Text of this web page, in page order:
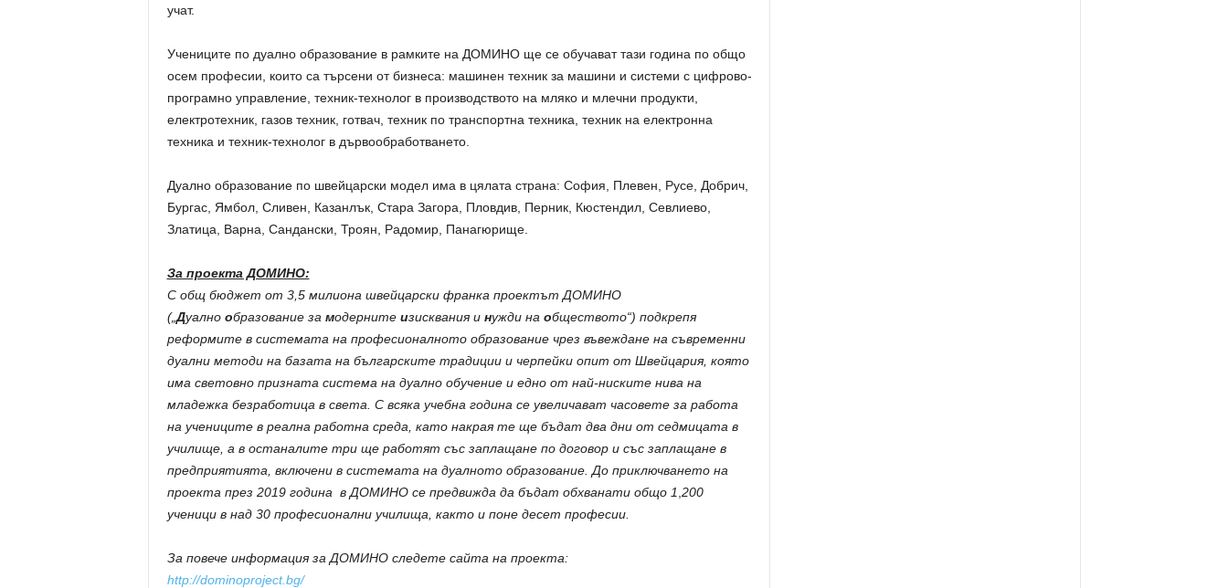
учат.
Учениците по дуално образование в рамките на ДОМИНО ще се обучават тази година по общо
осем професии, които са търсени от бизнеса: машинен техник за машини и системи с цифрово-
програмно управление, техник-технолог в производството на мляко и млечни продукти,
електротехник, газов техник, готвач, техник по транспортна техника, техник на електронна
техника и техник-технолог в дървообработването.
Дуално образование по швейцарски модел има в цялата страна: София, Плевен, Русе, Добрич,
Бургас, Ямбол, Сливен, Казанлък, Стара Загора, Пловдив, Перник, Кюстендил, Севлиево,
Златица, Варна, Сандански, Троян, Радомир, Панагюрище.
За проекта ДОМИНО:
С общ бюджет от 3,5 милиона швейцарски франка проектът ДОМИНО
(„Дуално образование за модерните изисквания и нужди на обществото“) подкрепя
реформите в системата на професионалното образование чрез въвеждане на съвременни
дуални методи на базата на българските традиции и черпейки опит от Швейцария, която
има световно призната система на дуално обучение и едно от най-ниските нива на
младежка безработица в света. С всяка учебна година се увеличават часовете за работа
на учениците в реална работна среда, като накрая те ще бъдат два дни от седмицата в
училище, а в останалите три ще работят със заплащане по договор и със заплащане в
предприятията, включени в системата на дуалното образование. До приключването на
проекта през 2019 година в ДОМИНО се предвижда да бъдат обхванати общо 1 200
ученици в над 30 професионални училища, както и поне десет професии.
За повече информация за ДОМИНО следете сайта на проекта:
http://dominoproject.bg/